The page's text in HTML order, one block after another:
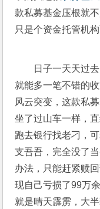
款私募基金压根就
只是个资金托管机构
日子一天天过
就能多一笔不错的
风云突变，这款私
坐了过山车一样，
跑去银行找老刁，
支吾吾，完全没了
办法，只能赶紧赎
现自己亏损了99万
就是晴天霹雳，大